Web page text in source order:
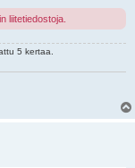
liitetiedostoja.
5 kertaa.